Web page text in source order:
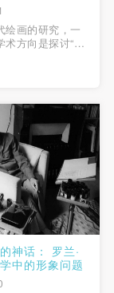
绘画的研究，一
术方向是探讨“现
的发展逻辑及其
语。在美国批
渐分化，回归二
媒介，回归艺
纯粹的历史。
现代主义绘画遵
神话： 罗兰·
中的形象问题
帐号密码登录
发送验证码